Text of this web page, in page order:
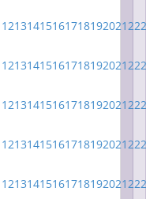
1213141516171819202122
1213141516171819202122
1213141516171819202122
1213141516171819202122
1213141516171819202122